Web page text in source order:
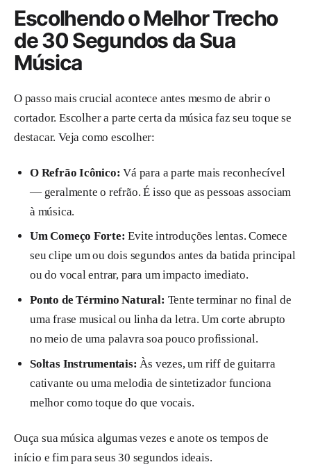
Escolhendo o Melhor Trecho
de 30 Segundos da Sua
Música
O passo mais crucial acontece antes mesmo de abrir o
cortador. Escolher a parte certa da música faz seu toque se
destacar. Veja como escolher:
O Refrão Icônico: Vá para a parte mais reconhecível
— geralmente o refrão. É isso que as pessoas associam
à música.
Um Começo Forte: Evite introduções lentas. Comece
seu clipe um ou dois segundos antes da batida principal
ou do vocal entrar, para um impacto imediato.
Ponto de Término Natural: Tente terminar no final de
uma frase musical ou linha da letra. Um corte abrupto
no meio de uma palavra soa pouco profissional.
Soltas Instrumentais: Às vezes, um riff de guitarra
cativante ou uma melodia de sintetizador funciona
melhor como toque do que vocais.
Ouça sua música algumas vezes e anote os tempos de
início e fim para seus 30 segundos ideais.